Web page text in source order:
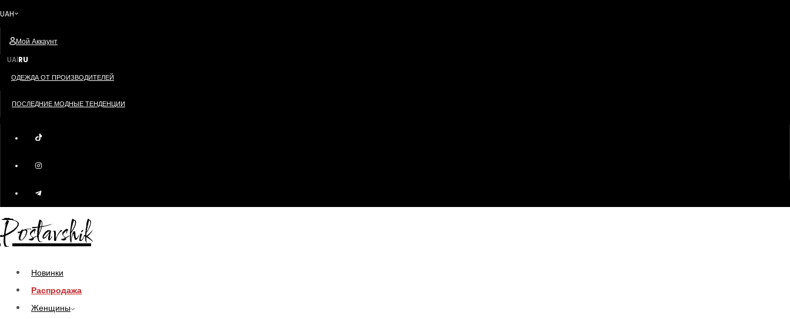
UAH
Мой Аккаунт
UA|RU
ОДЕЖДА ОТ ПРОИЗВОДИТЕЛЕЙ
ПОСЛЕДНИЕ МОДНЫЕ ТЕНДЕНЦИИ
Postavshik
Новинки
Распродажа
Женщины